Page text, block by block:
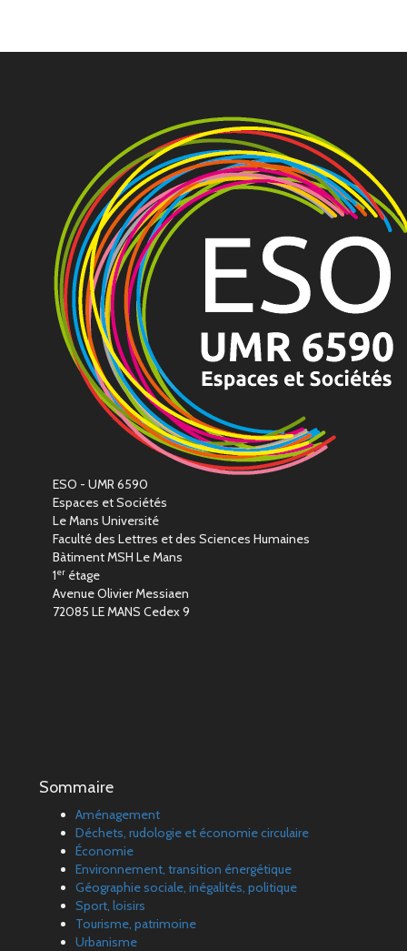
ESO - UMR 6590
Espaces et Sociétés
Le Mans Université
Faculté des Lettres et des Sciences Humaines
Bàtiment MSH Le Mans
1er étage
Avenue Olivier Messiaen
72085 LE MANS Cedex 9
Sommaire
Aménagement
Déchets, rudologie et économie circulaire
Économie
Environnement, transition énergétique
Géographie sociale, inégalités, politique
Sport, loisirs
Tourisme, patrimoine
Urbanisme